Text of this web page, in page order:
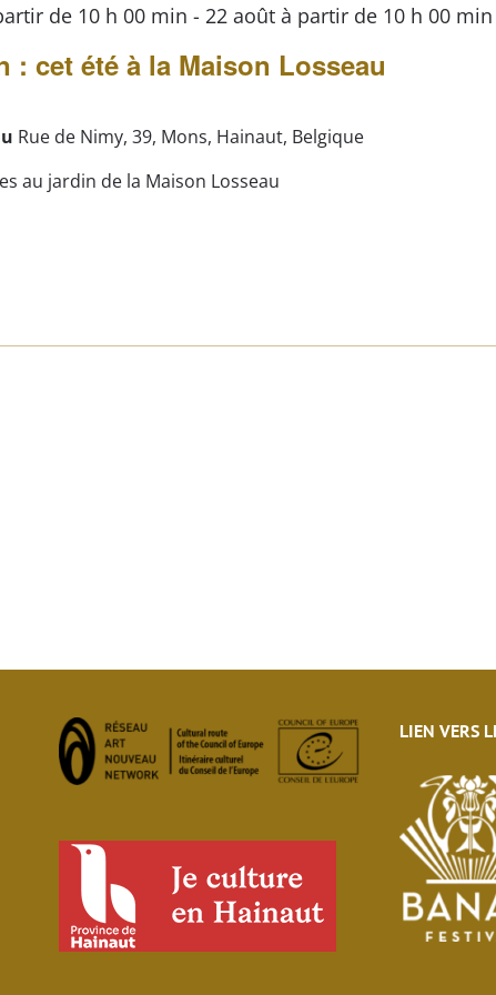
le bandeau des cookies
: cet été à la Maison Losseau
de 10 h 00 min - 22 août à partir de 10 h 00 min
Rue de Nimy, 39, Mons, Hainaut, Belgique
au jardin de la Maison Losseau
LIEN VERS